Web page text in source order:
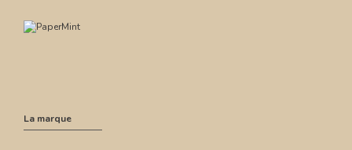
La marque